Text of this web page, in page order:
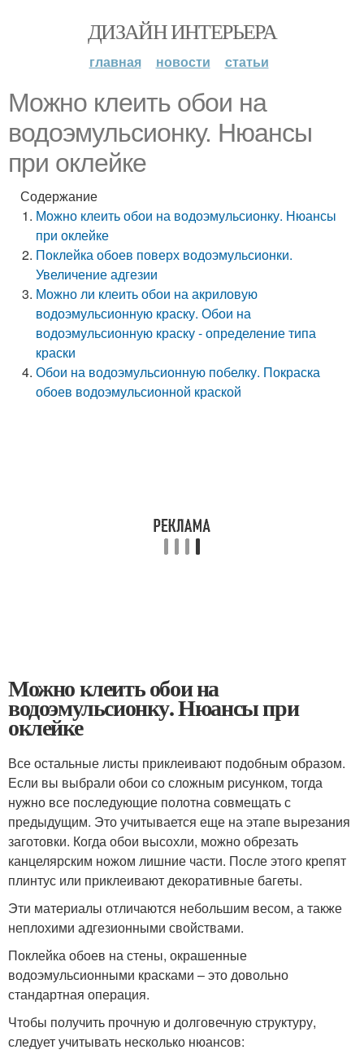
ДИЗАЙН ИНТЕРЬЕРА
главная новости статьи
Можно клеить обои на
водоэмульсионку. Нюансы
при оклейке
Содержание
Можно клеить обои на водоэмульсионку. Нюансы
при оклейке
Поклейка обоев поверх водоэмульсионки.
Увеличение адгезии
Можно ли клеить обои на акриловую
водоэмульсионную краску. Обои на
водоэмульсионную краску - определение типа
краски
Обои на водоэмульсионную побелку. Покраска
обоев водоэмульсионной краской
Можно клеить обои на
водоэмульсионку. Нюансы при
оклейке
Все остальные листы приклеивают подобным образом.
Если вы выбрали обои со сложным рисунком, тогда
нужно все последующие полотна совмещать с
предыдущим. Это учитывается еще на этапе вырезания
заготовки. Когда обои высохли, можно обрезать
канцелярским ножом лишние части. После этого крепят
плинтус или приклеивают декоративные багеты.
Эти материалы отличаются небольшим весом, а также
неплохими адгезионными свойствами.
Поклейка обоев на стены, окрашенные
водоэмульсионными красками – это довольно
стандартная операция.
Чтобы получить прочную и долговечную структуру,
следует учитывать несколько нюансов: